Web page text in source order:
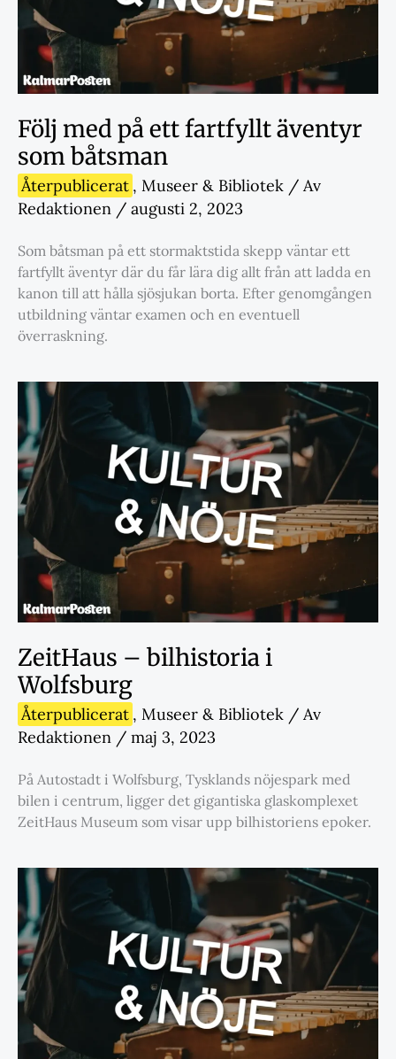
Följ med på ett fartfyllt äventyr
som båtsman
Återpublicerat , Museer & Bibliotek / Av
Redaktionen / augusti 2, 2023
Som båtsman på ett stormaktstida skepp väntar ett
fartfyllt äventyr där du får lära dig allt från att ladda en
kanon till att hålla sjösjukan borta. Efter genomgången
utbildning väntar examen och en eventuell
överraskning.
ZeitHaus – bilhistoria i
Wolfsburg
Återpublicerat , Museer & Bibliotek / Av
Redaktionen / maj 3, 2023
På Autostadt i Wolfsburg, Tysklands nöjespark med
bilen i centrum, ligger det gigantiska glaskomplexet
ZeitHaus Museum som visar upp bilhistoriens epoker.